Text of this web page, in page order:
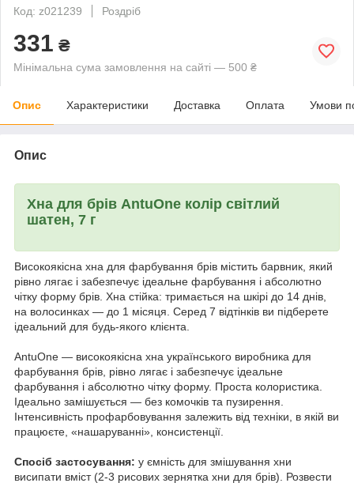
Код: z021239
Роздріб
331 ₴
Мінімальна сума замовлення на сайті — 500 ₴
Опис Характеристики Доставка Оплата Умови
Опис
Хна для брів AntuOne колір світлий
шатен, 7 г
Високоякісна хна для фарбування брів містить барвник, який
рівно лягає і забезпечує ідеальне фарбування і абсолютно
чітку форму брів. Хна стійка: тримається на шкірі до 14 днів,
на волосинках — до 1 місяця. Серед 7 відтінків ви підберете
ідеальний для будь-якого клієнта.
AntuOne — високоякісна хна українського виробника для
фарбування брів, рівно лягає і забезпечує ідеальне
фарбування і абсолютно чітку форму. Проста колористика.
Ідеально замішується — без комочків та пузирення.
Інтенсивність профарбовування залежить від техніки, в якій ви
працюєте, «нашаруванні», консистенції.
Спосіб застосування: у ємність для змішування хни
висипати вміст (2-3 рисових зернятка хни для брів). Розвести